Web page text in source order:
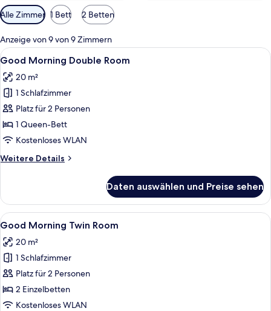
Verfügbare
Filter
für
Zimmer
Alle Zimmer 1 Bett 2 Betten
Anzeige von 9 von 9 Zimmern
Alle
Fotos
für
Good
Morning
Double
Room
Ein Hotelzimmer mit Bett,
4
Good Morning Double Room
20 m²
1 Schlafzimmer
Platz für 2 Personen
1 Queen-Bett
Kostenloses WLAN
Weitere Details
Weitere
Morning
Double
Room
Daten auswählen und Preise sehen
Alle
Fotos
für
Good
Morning
Twin
Room
Ein Hotelzimmer mit zwei Betten,
4
Good Morning Twin Room
20 m²
1 Schlafzimmer
Platz für 2 Personen
2 Einzelbetten
Kostenloses WLAN